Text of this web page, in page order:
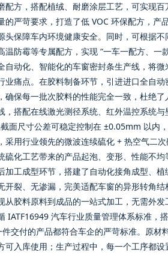
配方，搭配植绒、耐磨涂层工艺，可实现
严苛要求，打造了低 VOC 环保配方，产
头保障车内环境健康安全。同时，可根据
防霉等专属配方，实现 “一车一配方、一
自动化、智能化的车窗密封条生产线，将
业痛点。在胶料制备环节，引进进口全自
确保每一批次胶料的性能完全一致，杜绝
，搭配在线激光测径系统、红外温控系统
面尺寸公差可稳定控制在 ±0.05mm 以内
采用行业领先的微波连续硫化 + 热空气二
硫化工艺带来的产品起泡、变形、性能不
加工成型环节，搭建了自动化接角成型、
开裂、无渗漏，完美适配车窗的异形转角
胶料原料到成品的一站式加工，无需外
IATF16949 汽车行业质量管理体系标准，
交付的产品都符合车企的严苛标准。原
入库使用；生产过程中，每一个工序都